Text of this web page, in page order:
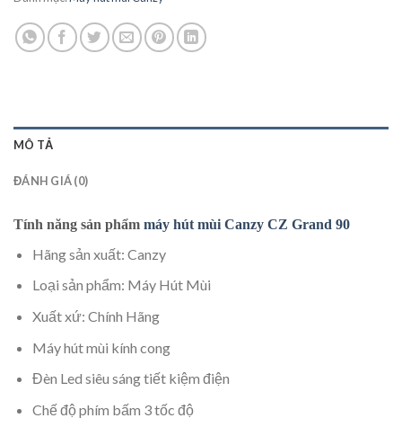
MÔ TẢ
ĐÁNH GIÁ (0)
Tính năng sản phẩm máy hút mùi Canzy CZ Grand 90
Hãng sản xuất: Canzy
Loại sản phẩm: Máy Hút Mùi
Xuất xứ: Chính Hãng
Máy hút mùi kính cong
Đèn Led siêu sáng tiết kiệm điện
Chế độ phím bấm 3 tốc độ